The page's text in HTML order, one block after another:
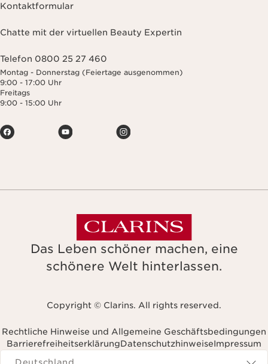
Kontaktformular
Chatte mit der virtuellen Beauty Expertin
Telefon 0800 25 27 460
Montag - Donnerstag (Feiertage ausgenommen)
9:00 - 17:00 Uhr
Freitags
9:00 - 15:00 Uhr
Das Leben schöner machen, eine
schönere Welt hinterlassen.
Copyright © Clarins. All rights reserved.
Rechtliche Hinweise und Allgemeine Geschäftsbedingungen
BarrierefreiheitserklärungDatenschutzhinweiseImpressum
Navigates to